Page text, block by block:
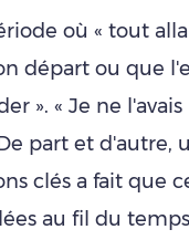
où « tout
départ ou que
». « Je ne
part et d'autre,
clés a fait que
au fil du